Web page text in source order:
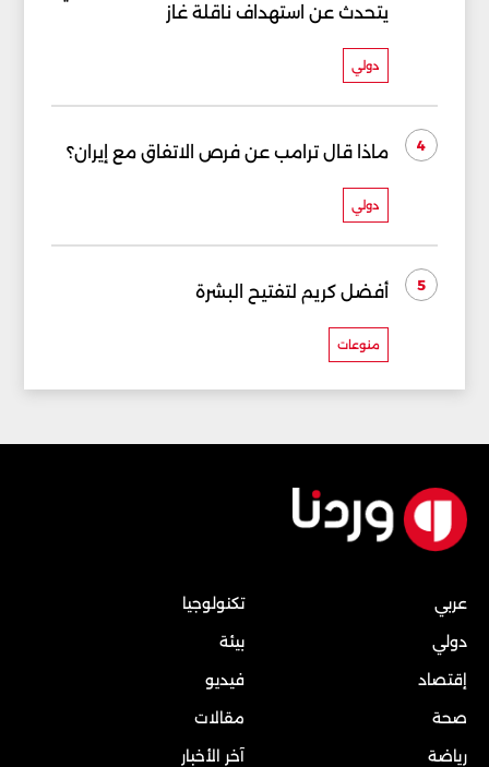
يتحدث عن استهداف ناقلة غاز
دولي
4 ماذا قال ترامب عن فرص الاتفاق مع إيران؟
دولي
5 أفضل كريم لتفتيح البشرة
منوعات
عربي
دولي
إقتصاد
صحة
رياضة
تكنولوجيا
بيئة
فيديو
مقالات
آخر الأخبار